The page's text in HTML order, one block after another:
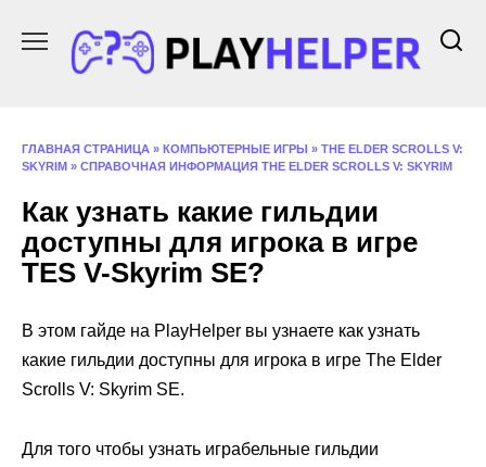
содержанию
ГЛАВНАЯ СТРАНИЦА » КОМПЬЮТЕРНЫЕ ИГРЫ » THE ELDER SCROLLS V:
SKYRIM » СПРАВОЧНАЯ ИНФОРМАЦИЯ THE ELDER SCROLLS V: SKYRIM
Как узнать какие гильдии
доступны для игрока в игре
ТES V-Skyrim SE?
В этом гайде на PlayHelper вы узнаете как узнать
какие гильдии доступны для игрока в игре The Elder
Scrolls V: Skyrim SE.
Для того чтобы узнать играбельные гильдии